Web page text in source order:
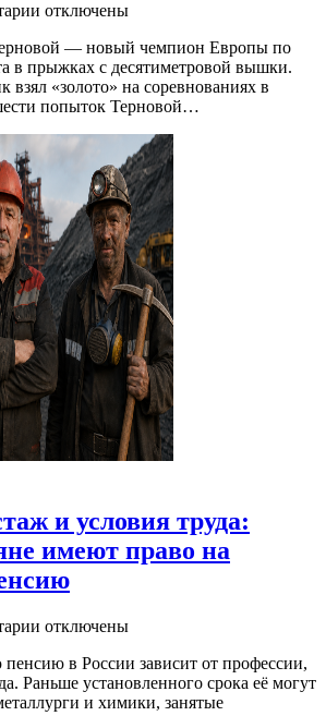
отключены
— новый чемпион Европы по
в прыжках с десятиметровой вышки.
взял «золото» на соревнованиях в
попыток Терновой…
и условия труда:
имеют право на
отключены
в России зависит от профессии,
Раньше установленного срока её могут
и химики, занятые